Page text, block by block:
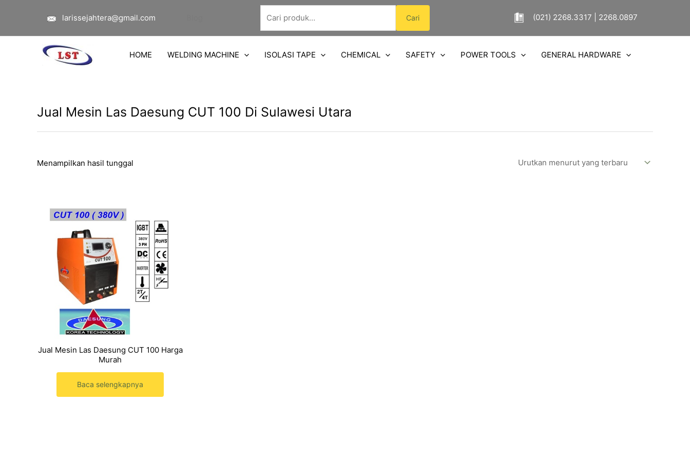
larissejahtera@gmail.com
Pencarian
untuk:
Cari (021) 2268.3317 | 2268.0897
HOME WELDING MACHINE ISOLASI TAPE CHEMICAL SAFETY POWER TOOLS GENERAL HARDWARE
Jual Mesin Las Daesung CUT 100 Di Sulawesi Utara
Menampilkan hasil tunggal
Jual Mesin Las Daesung CUT 100 Harga
Murah
Baca selengkapnya